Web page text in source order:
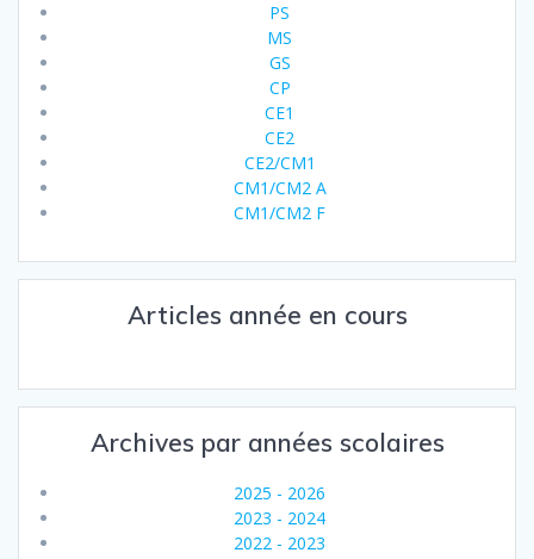
PS
MS
GS
CP
CE1
CE2
CE2/CM1
CM1/CM2 A
CM1/CM2 F
Articles année en cours
Archives par années scolaires
2025 - 2026
2023 - 2024
2022 - 2023